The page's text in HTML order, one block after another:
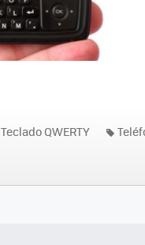
Teclado QWERTY